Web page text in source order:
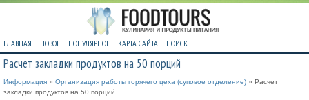
ГЛАВНАЯ НОВОЕ ПОПУЛЯРНОЕ КАРТА САЙТА ПОИСК
Расчет закладки продуктов на 50 порций
Информация » Организация работы горячего цеха (суповое отделение) » Расчет
закладки продуктов на 50 порций